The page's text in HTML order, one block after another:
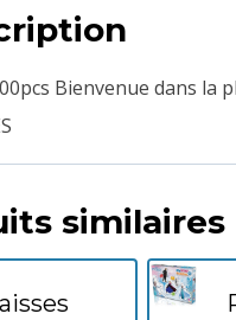
Bienvenue dans la
similaires